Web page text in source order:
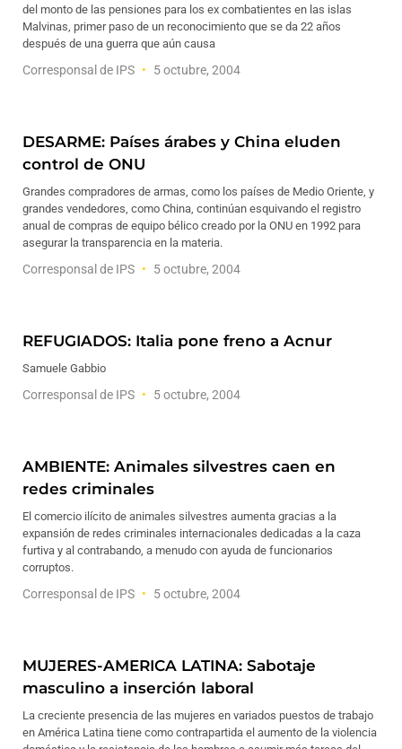
del monto de las pensiones para los ex combatientes en las islas
Malvinas, primer paso de un reconocimiento que se da 22 años
después de una guerra que aún causa
Corresponsal de IPS 5 octubre, 2004
DESARME: Países árabes y China eluden
control de ONU
Grandes compradores de armas, como los países de Medio Oriente, y
grandes vendedores, como China, continúan esquivando el registro
anual de compras de equipo bélico creado por la ONU en 1992 para
asegurar la transparencia en la materia.
Corresponsal de IPS 5 octubre, 2004
REFUGIADOS: Italia pone freno a Acnur
Samuele Gabbio
Corresponsal de IPS 5 octubre, 2004
AMBIENTE: Animales silvestres caen en
redes criminales
El comercio ilícito de animales silvestres aumenta gracias a la
expansión de redes criminales internacionales dedicadas a la caza
furtiva y al contrabando, a menudo con ayuda de funcionarios
corruptos.
Corresponsal de IPS 5 octubre, 2004
MUJERES-AMERICA LATINA: Sabotaje
masculino a inserción laboral
La creciente presencia de las mujeres en variados puestos de trabajo
en América Latina tiene como contrapartida el aumento de la violencia